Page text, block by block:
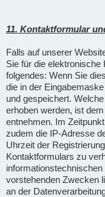
11. Kontaktformular
Falls auf unserer
Sie für die elektronische
folgendes: Wenn Sie
die in der
und gespeichert.
erhoben werden, ist
entnehmen. Im
zudem die IP-Adresse
Uhrzeit der
Kontaktformulars zu
vorstehenden Zwecken
an der